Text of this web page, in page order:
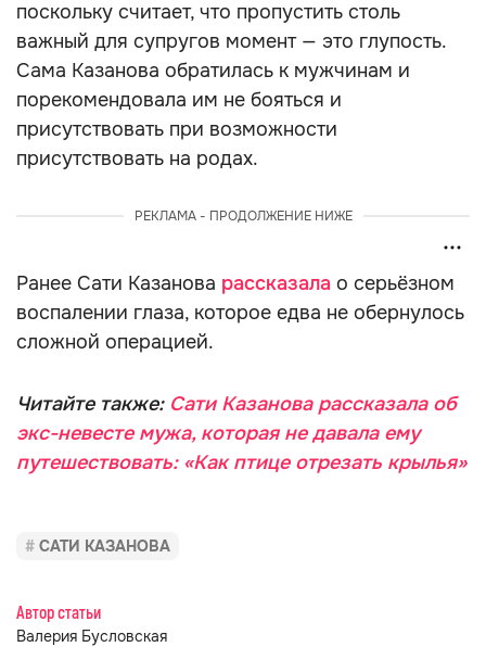
поскольку считает, что пропустить столь
важный для супругов момент — это глупость.
Сама Казанова обратилась к мужчинам и
порекомендовала им не бояться и
присутствовать при возможности
присутствовать на родах.
РЕКЛАМА - ПРОДОЛЖЕНИЕ НИЖЕ
Ранее Сати Казанова рассказала о серьёзном
воспалении глаза, которое едва не обернулось
сложной операцией.
Читайте также: Сати Казанова рассказала об
экс-невесте мужа, которая не давала ему
путешествовать: «Как птице отрезать крылья»
САТИ КАЗАНОВА
Автор статьи
Валерия Бусловская